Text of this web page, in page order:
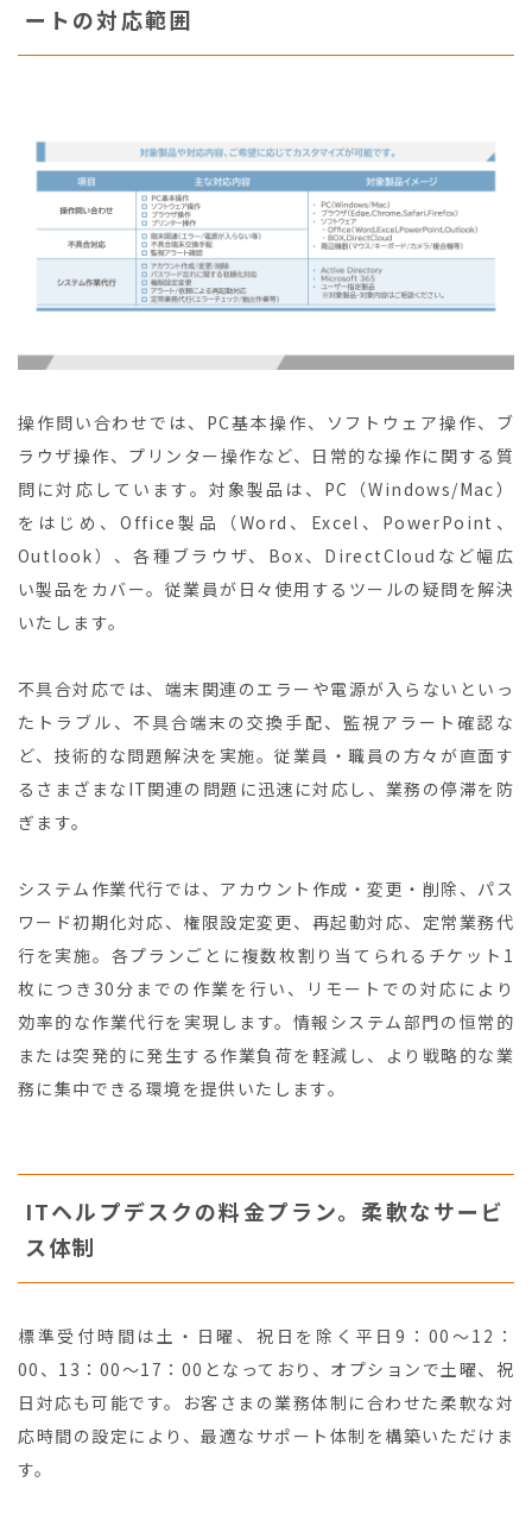
ートの対応範囲
操作問い合わせでは、PC基本操作、ソフトウェア操作、ブ
ラウザ操作、プリンター操作など、日常的な操作に関する質
問に対応しています。対象製品は、PC（Windows/Mac）
をはじめ、Office製品（Word、Excel、PowerPoint、
Outlook）、各種ブラウザ、Box、DirectCloudなど幅広
い製品をカバー。従業員が日々使用するツールの疑問を解決
いたします。
不具合対応では、端末関連のエラーや電源が入らないといっ
たトラブル、不具合端末の交換手配、監視アラート確認な
ど、技術的な問題解決を実施。従業員・職員の方々が直面す
るさまざまなIT関連の問題に迅速に対応し、業務の停滞を防
ぎます。
システム作業代行では、アカウント作成・変更・削除、パス
ワード初期化対応、権限設定変更、再起動対応、定常業務代
行を実施。各プランごとに複数枚割り当てられるチケット1
枚につき30分までの作業を行い、リモートでの対応により
効率的な作業代行を実現します。情報システム部門の恒常的
または突発的に発生する作業負荷を軽減し、より戦略的な業
務に集中できる環境を提供いたします。
ITヘルプデスクの料金プラン。柔軟なサービ
ス体制
標準受付時間は土・日曜、祝日を除く平日9：00～12：
00、13：00～17：00となっており、オプションで土曜、祝
日対応も可能です。お客さまの業務体制に合わせた柔軟な対
応時間の設定により、最適なサポート体制を構築いただけま
す。